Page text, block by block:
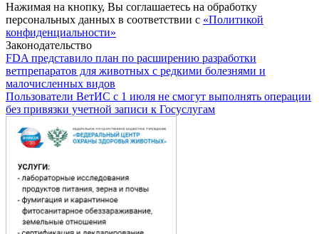
Нажимая на кнопку, Вы соглашаетесь на обработку
персональных данных в соответствии с «Политикой
конфиденциальности»
Законодательство
FDA представило план по расширению разработки
ветпрепаратов для животных с редкими болезнями и
малочисленных видов
Пользователи ВетИС с 1 июля не смогут выполнять операции
без привязки учетной записи к Госуслугам